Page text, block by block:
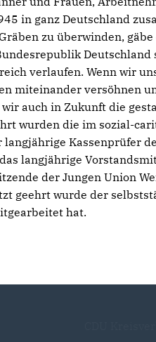
in ganz Deutschland
zu überwinden,
verlaufen. Wenn wir
miteinander versöhnen
auch in Zukunft die
wurden die im sozial-
Kassenprüfer
langjährige
der Jungen Union
geehrt wurde der
hat.